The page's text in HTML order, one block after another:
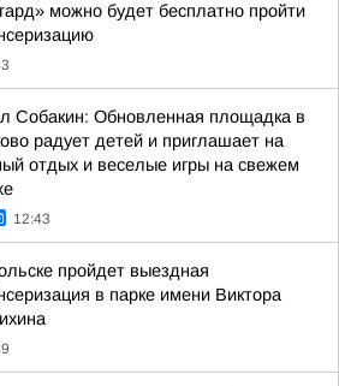
можно будет бесплатно пройти
Собакин: Обновленная площадка в
радует детей и приглашает на
отдых и веселые игры на свежем
12:43
пройдет выездная
в парке имени Виктора